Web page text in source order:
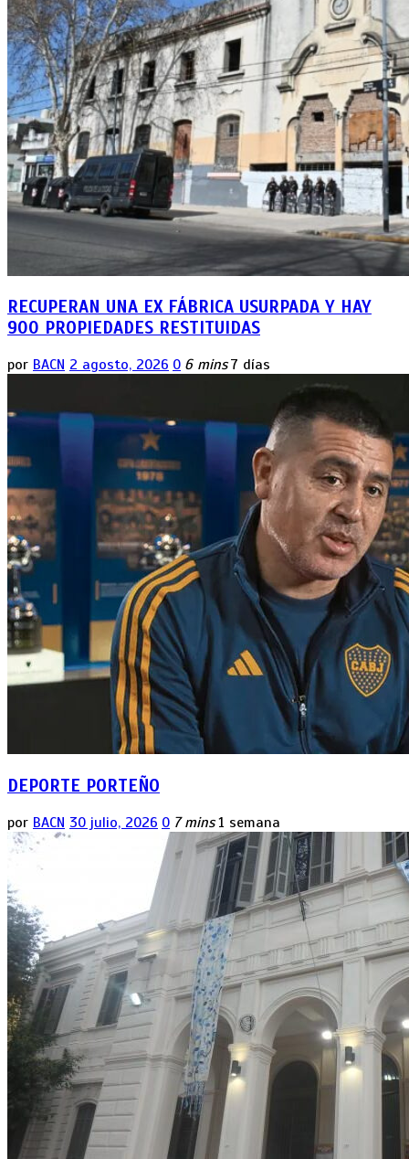
RECUPERAN UNA EX FÁBRICA USURPADA Y HAY
900 PROPIEDADES RESTITUIDAS
por BACN 2 agosto, 2026 0 6 mins 7 días
DEPORTE PORTEÑO
por BACN 30 julio, 2026 0 7 mins 1 semana